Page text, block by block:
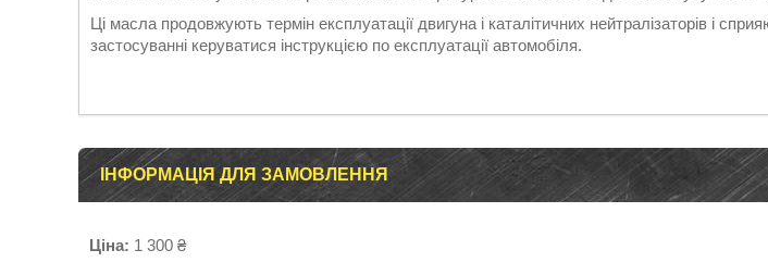
Ці масла продовжують термін експлуатації двигуна і каталітичних нейтралізаторів і
застосуванні керуватися інструкцією по експлуатації автомобіля.
ІНФОРМАЦІЯ ДЛЯ ЗАМОВЛЕННЯ
Ціна: 1 300 ₴